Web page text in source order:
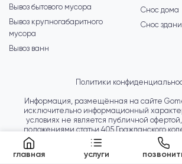
главная услуги
Вывоз бытового мусора
Вывоз крупногабаритного
мусора
Вывоз ванн
Снос дома
Снос
Политики
Информация, размещённая на сайте
исключительно информационный
условиях не является публичной
положениями статьи 405 Гражданского
Беларусь. Для получения актуальной
услуг, условиях сотрудничества, и сроках
пожалуйста, обращайтесь по контактам